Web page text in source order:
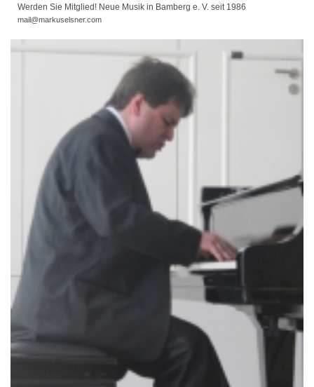
Werden Sie Mitglied! Neue Musik in Bamberg e. V. seit 1986
mail@markuselsner.com